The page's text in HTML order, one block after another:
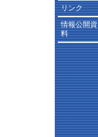
リンク
情報公開資
料